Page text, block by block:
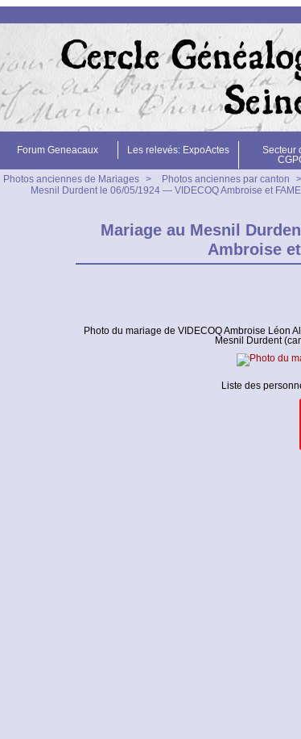
Forum Geneacaux Les relevés: ExpoActes
Secteur
Photos anciennes de Mariages > Photos anciennes par canton >
Mesnil Durdent le 06/05/1924 — VIDECOQ Ambroise et
Mariage au Mesnil
Ambroise
Photo du mariage de VIDECOQ Ambroise Léon
Mesnil Durdent
Liste des